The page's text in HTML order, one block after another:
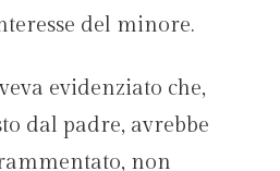
del minore.
evidenziato che,
dal padre, avrebbe
non